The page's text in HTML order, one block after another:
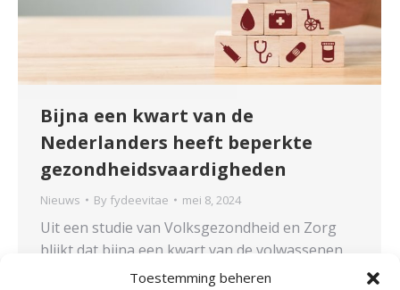
Toestemming beheren
Bijna een kwart van de
Nederlanders heeft beperkte
gezondheidsvaardigheden
Nieuws By fydeevitae mei 8, 2024
Uit een studie van Volksgezondheid en Zorg
blijkt dat bijna een kwart van de volwassenen
tekortschietende of beperkte